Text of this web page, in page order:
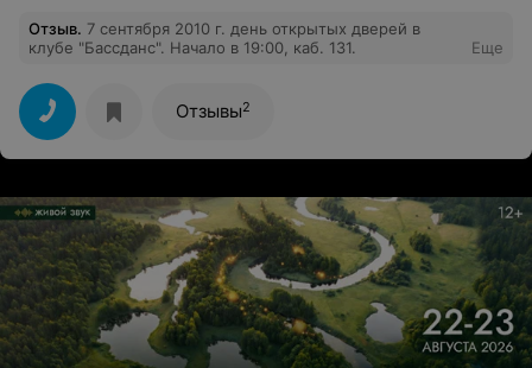
Отзыв. 7 сентября 2010 г. день открытых дверей в
клубе "Бассданс". Начало в 19:00, каб. 131.
Еще
Отзывы2